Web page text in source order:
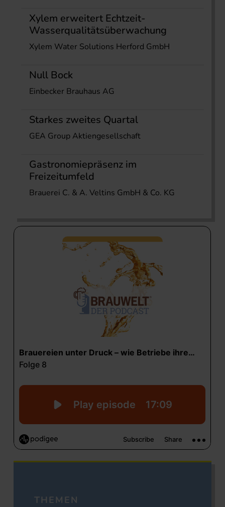
Xylem erweitert Echtzeit-
Wasserqualitätsüberwachung
Xylem Water Solutions Herford GmbH
Null Bock
Einbecker Brauhaus AG
Starkes zweites Quartal
GEA Group Aktiengesellschaft
Gastronomiepräsenz im
Freizeitumfeld
Brauerei C. & A. Veltins GmbH & Co. KG
THEMEN